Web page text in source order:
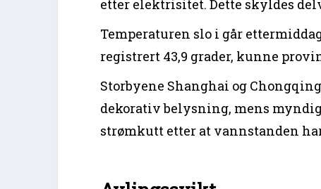
etter elektrisitet. Dette skyldes
Temperaturen slo i går
registrert 43,9 grader, kunne
Storbyene Shanghai og
dekorativ belysning, mens
strømkutt etter at vannstanden